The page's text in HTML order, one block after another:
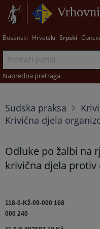
Bosanski Hrvatski Srpski
Napredna pretraga
Sudska praksa
Krivična djela
Odluke po žalbi na
krivična djela
118-0-Kž-09-000 168
000 240